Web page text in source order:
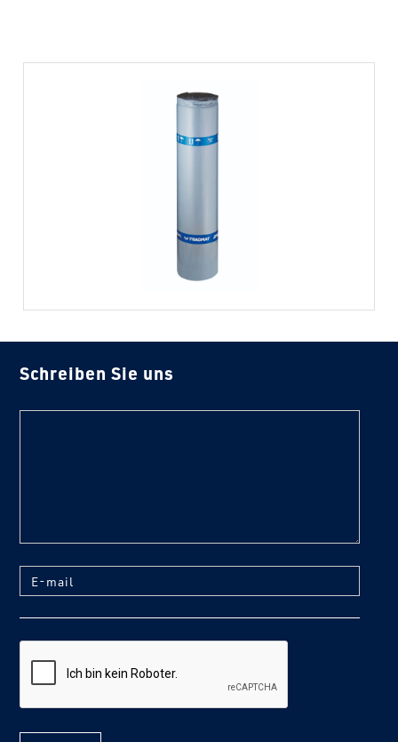
Schreiben Sie uns
E-mail